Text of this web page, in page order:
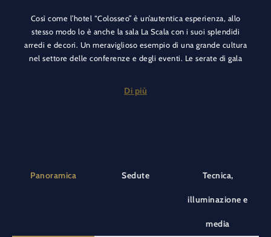
Così come l’hotel “Colosseo” è un’autentica esperienza, allo
stesso modo lo è anche la sala La Scala con i suoi splendidi
arredi e decori. Un meraviglioso esempio di una grande cultura
nel settore delle conferenze e degli eventi. Le serate di gala
una grande conferenza.
l’ampliamento ideale per la pausa caffè o l’accoglienza degli
Di più
Panoramica Sedute Tecnica,
illuminazione e
media